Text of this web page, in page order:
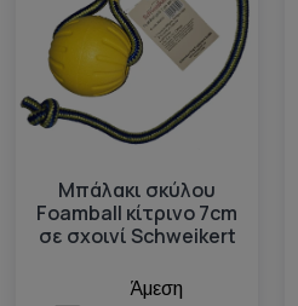
Μπάλακι σκύλου
Foamball κίτρινο 7cm
σε σχοινί Schweikert
Άμεση